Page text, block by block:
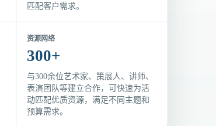
匹配客户需求。
资源网络
300+
与300余位艺术家、策展人、讲师、
表演团队等建立合作，可快速为活
动匹配优质资源，满足不同主题和
预算需求。